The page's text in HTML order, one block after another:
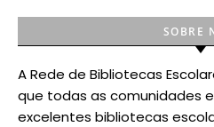
SOBRE
A Rede de Bibliotecas
que todas as comunidades
excelentes bibliotecas